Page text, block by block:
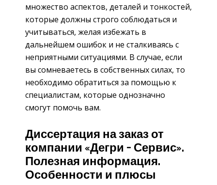
множество аспектов, деталей и тонкостей,
которые должны строго соблюдаться и
учитываться, желая избежать в
дальнейшем ошибок и не сталкиваясь с
неприятными ситуациями. В случае, если
вы сомневаетесь в собственных силах, то
необходимо обратиться за помощью к
специалистам, которые однозначно
смогут помочь вам.
Диссертация на заказ от
компании «Дегри – Сервис».
Полезная информация.
Особенности и плюсы